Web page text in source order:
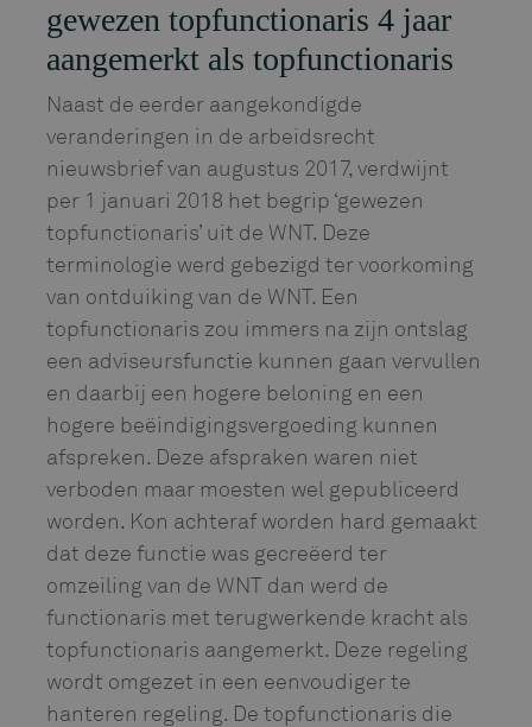
gewezen topfunctionaris 4 jaar
aangemerkt als topfunctionaris
Naast de eerder aangekondigde
veranderingen in de arbeidsrecht
nieuwsbrief van augustus 2017, verdwijnt
per 1 januari 2018 het begrip ‘gewezen
topfunctionaris’ uit de WNT. Deze
terminologie werd gebezigd ter voorkoming
van ontduiking van de WNT. Een
topfunctionaris zou immers na zijn ontslag
een adviseursfunctie kunnen gaan vervullen
en daarbij een hogere beloning en een
hogere beëindigingsvergoeding kunnen
afspreken. Deze afspraken waren niet
verboden maar moesten wel gepubliceerd
worden. Kon achteraf worden hard gemaakt
dat deze functie was gecreëerd ter
omzeiling van de WNT dan werd de
functionaris met terugwerkende kracht als
topfunctionaris aangemerkt. Deze regeling
wordt omgezet in een eenvoudiger te
hanteren regeling. De topfunctionaris die